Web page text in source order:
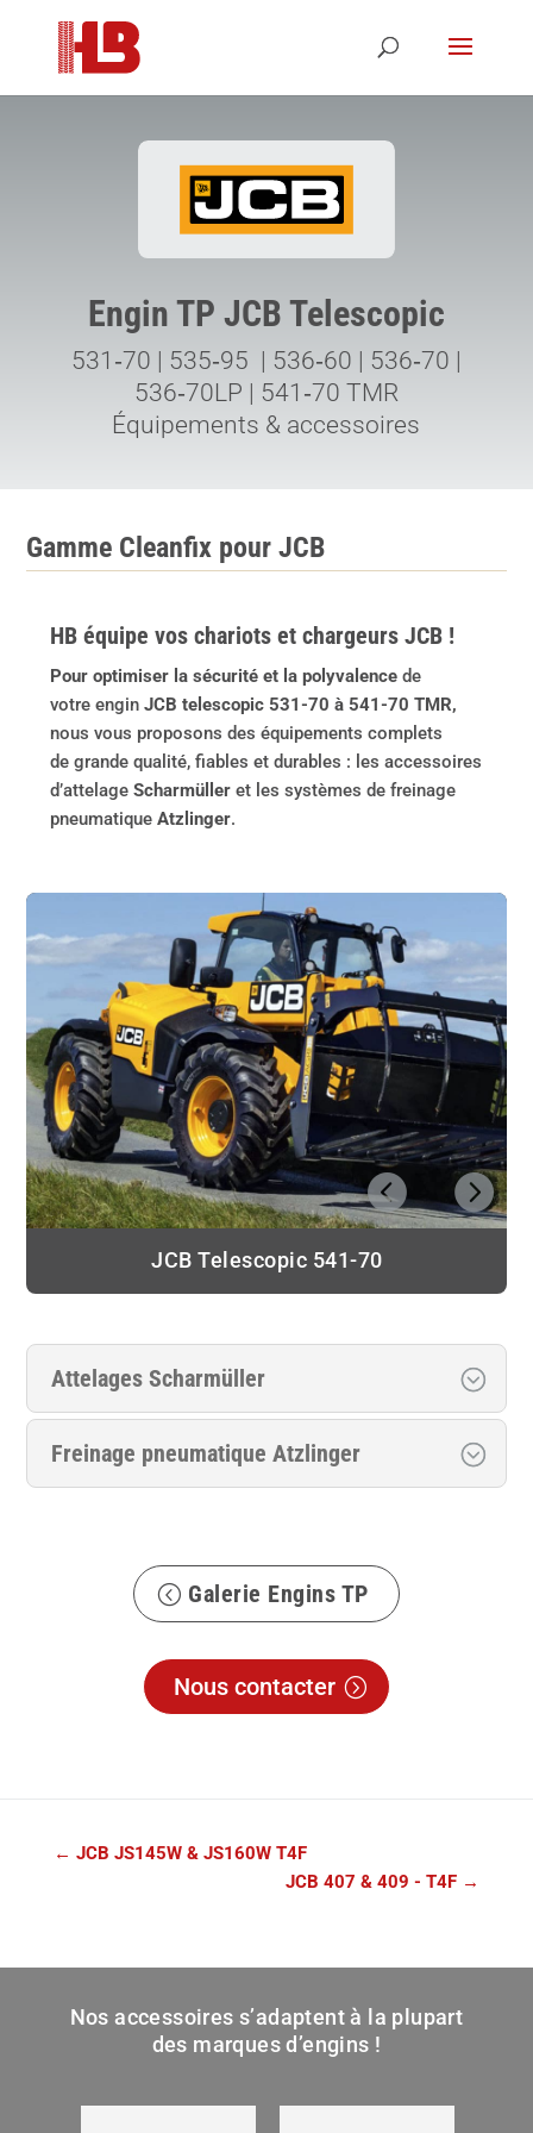
Engin TP JCB Telescopic
531‑70 | 535‑95 | 536‑60 | 536‑70 |
536‑70LP | 541‑70 TMR
Équipements & accessoires
Gamme Cleanfix pour JCB
HB équipe vos chariots et chargeurs JCB !
Pour optimiser la sécurité et la polyvalence de
votre enginJCB telescopic 531-70 à 541-70 TMR,
nous vous proposons des équipements complets
de grande qualité, fiables et durables : les accessoires
d’attelageScharmüller et les systèmes de freinage
pneumatiqueAtzlinger.
JCB Telescopic 541-70
Attelages Scharmüller
Freinage pneumatique Atzlinger
Galerie Engins TP
Nous contacter
← JCB JS145W & JS160W T4F
JCB 407 & 409 - T4F →
Nos accessoires s’adaptent à la plupart
des marques d’engins !